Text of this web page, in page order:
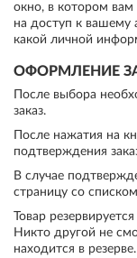
окно, в котором вам
на доступ к вашему
какой личной
ОФОРМЛЕНИЕ
После выбора
заказ.
После нажатия на
подтверждения
В случае
страницу со
Товар
Никто другой не
находится в